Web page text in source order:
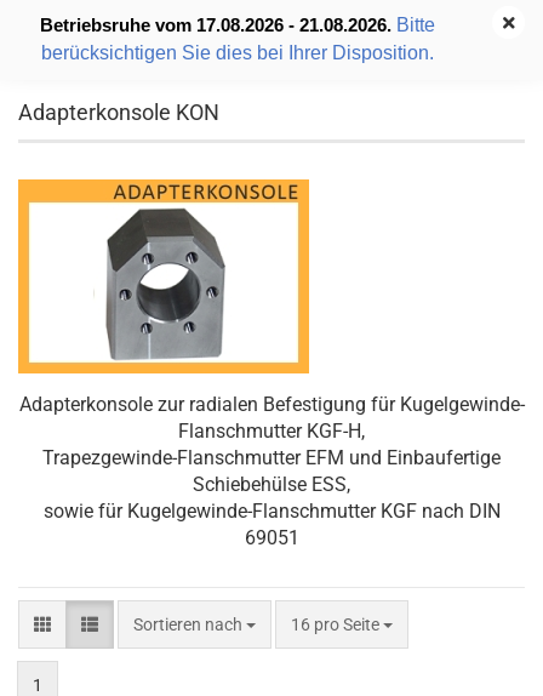
Betriebsruhe vom 17.08.2026 - 21.08.2026. Bitte
berücksichtigen Sie dies bei Ihrer Disposition.
Adapterkonsole KON
Adapterkonsole zur radialen Befestigung für Kugelgewinde-
Flanschmutter KGF-H,
Trapezgewinde-Flanschmutter EFM und Einbaufertige
Schiebehülse ESS,
sowie für Kugelgewinde-Flanschmutter KGF nach DIN
69051
Sortieren nach
Sortieren nach 16 pro Seite
pro Seite
1